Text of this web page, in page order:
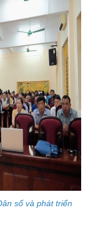
số và phát triển